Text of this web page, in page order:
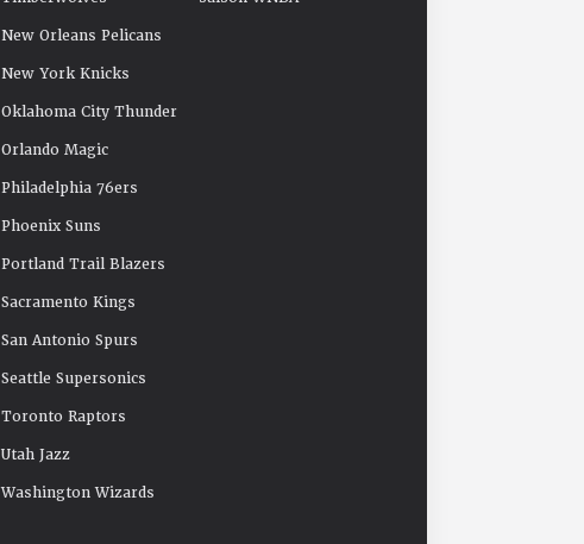
New Orleans Pelicans
New York Knicks
Oklahoma City Thunder
Orlando Magic
Philadelphia 76ers
Phoenix Suns
Portland Trail Blazers
Sacramento Kings
San Antonio Spurs
Seattle Supersonics
Toronto Raptors
Utah Jazz
Washington Wizards